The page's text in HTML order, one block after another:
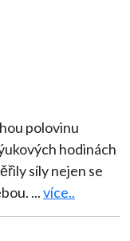
polovinu
hodinách
síly nejen se
...více..